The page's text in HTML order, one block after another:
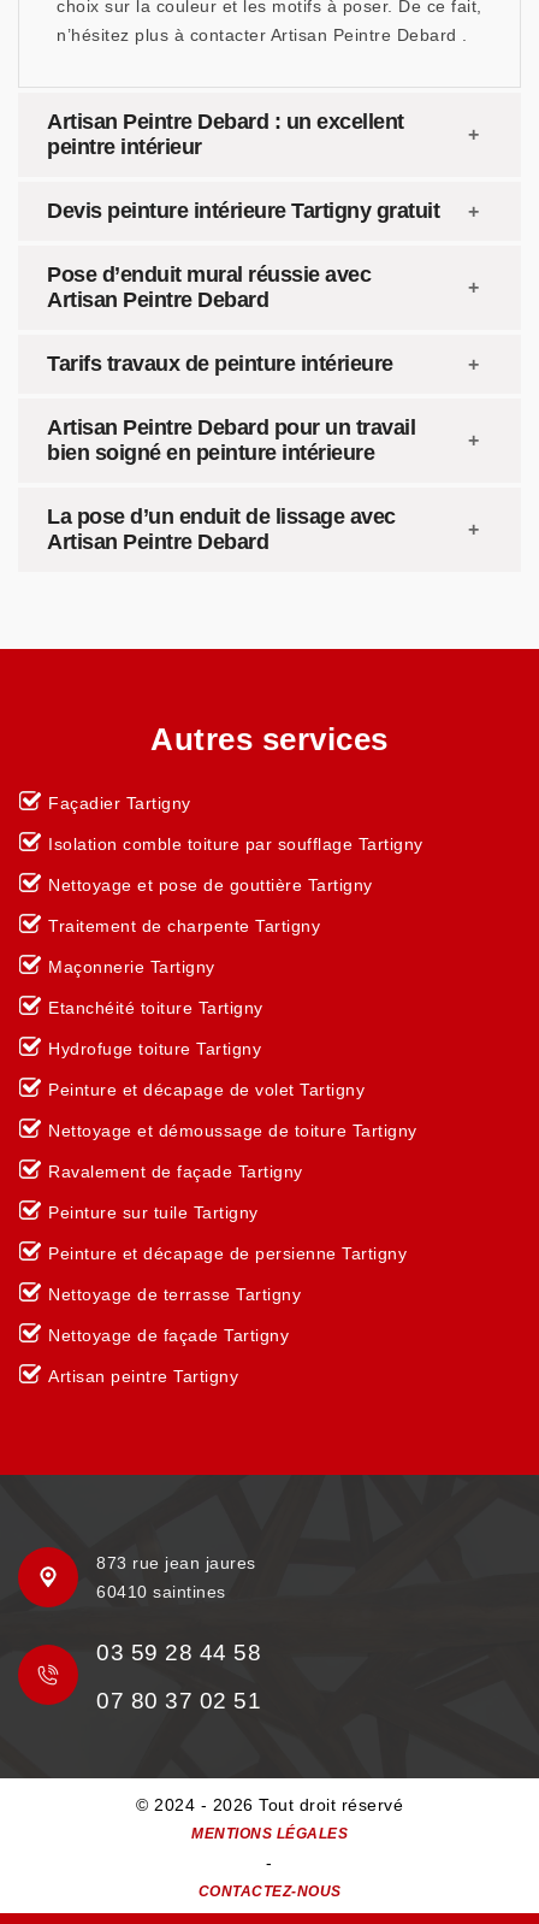
choix sur la couleur et les motifs à poser. De ce fait,
n’hésitez plus à contacter Artisan Peintre Debard .
Artisan Peintre Debard : un excellent
peintre intérieur
Devis peinture intérieure Tartigny gratuit
Pose d’enduit mural réussie avec
Artisan Peintre Debard
Tarifs travaux de peinture intérieure
Artisan Peintre Debard pour un travail
bien soigné en peinture intérieure
La pose d’un enduit de lissage avec
Artisan Peintre Debard
Autres services
Façadier Tartigny
Isolation comble toiture par soufflage Tartigny
Nettoyage et pose de gouttière Tartigny
Traitement de charpente Tartigny
Maçonnerie Tartigny
Etanchéité toiture Tartigny
Hydrofuge toiture Tartigny
Peinture et décapage de volet Tartigny
Nettoyage et démoussage de toiture Tartigny
Ravalement de façade Tartigny
Peinture sur tuile Tartigny
Peinture et décapage de persienne Tartigny
Nettoyage de terrasse Tartigny
Nettoyage de façade Tartigny
Artisan peintre Tartigny
873 rue jean jaures
60410 saintines
03 59 28 44 58
07 80 37 02 51
© 2024 - 2026 Tout droit réservé
MENTIONS LÉGALES
-
CONTACTEZ-NOUS